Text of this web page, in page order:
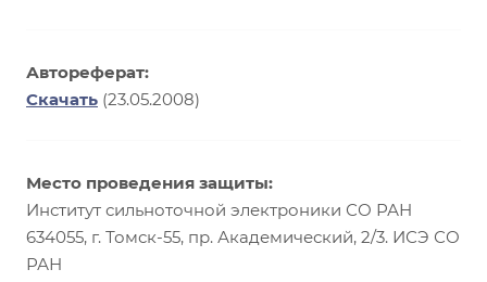
Автореферат:
Скачать (23.05.2008)
Место проведения защиты:
Институт сильноточной электроники СО РАН
634055, г. Томск-55, пр. Академический, 2/3. ИСЭ СО
РАН